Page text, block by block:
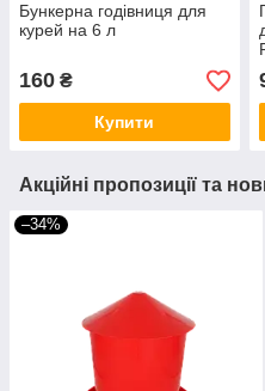
Бункерна годівниця для
курей на 6 л
160 ₴
Купити
Акційні пропозиції та
–34%